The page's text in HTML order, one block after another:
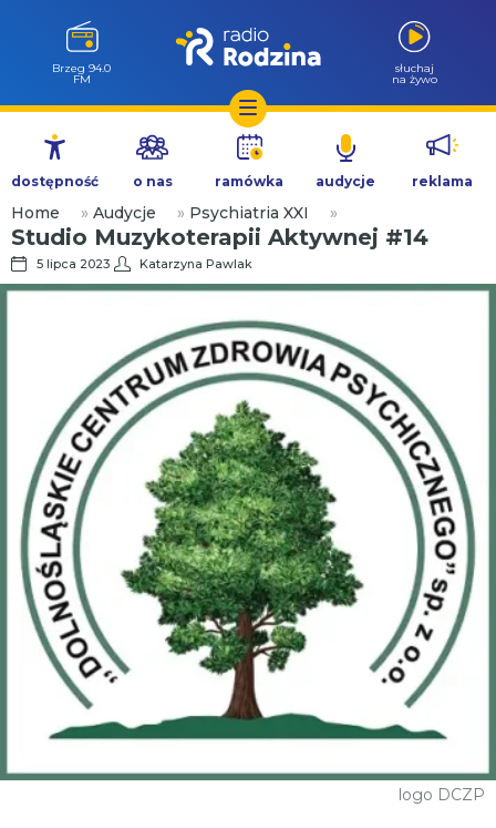
Przejdź
treści
Góra 90.7 FM słuchaj
na żywo
dostępność o nas ramówka audycje reklama
Home » Audycje » Psychiatria XXI »
Studio Muzykoterapii Aktywnej #14
5 lipca 2023 Katarzyna Pawlak
logo DCZP